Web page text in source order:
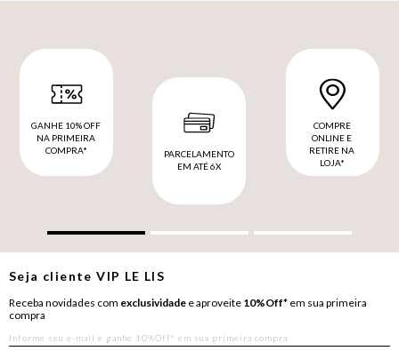
GANHE 10% OFF
NA PRIMEIRA
COMPRA*
PARCELAMENTO
EM ATÉ 6X
COMPRE
ONLINE E
RETIRE NA
LOJA*
Seja clienteVIP LE LIS
Receba novidades com exclusividade e aproveite 10%Off* em sua primeira
compra